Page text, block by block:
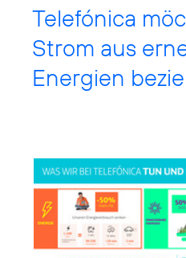
Telefónica
Strom aus
Energien